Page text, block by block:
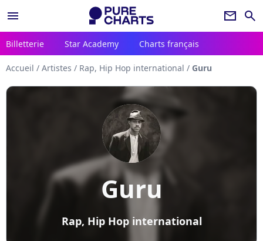
menu newsletter search
Billetterie Star Academy Charts français
Accueil / Artistes / Rap, Hip Hop international / Guru
Guru
Rap, Hip Hop international